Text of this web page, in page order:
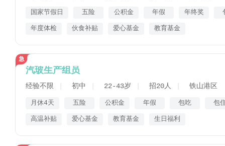
国家节假日 五险 公积金 年假 年终奖
年度体检 伙食补贴 爱心基金 教育基金
汽玻生产组员
经验不限 初中 22-43岁 招20人 铁山港区
月休4天 五险 公积金 年假 包吃 包
高温补贴 爱心基金 教育基金 生日福利